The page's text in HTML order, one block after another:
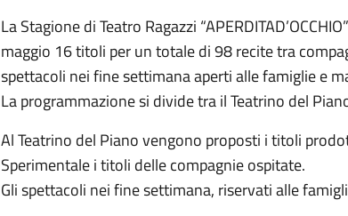
La Stagione di Teatro Ragazzi
maggio 16 titoli per un totale di 98 recite tra
spettacoli nei fine settimana aperti alle famiglie e
La programmazione si divide tra il Teatrino del
Al Teatrino del Piano vengono proposti i titoli
Sperimentale i titoli delle compagnie ospitate.
Gli spettacoli nei fine settimana, riservati alle